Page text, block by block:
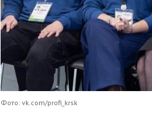
Фото: vk.com/profi_krsk